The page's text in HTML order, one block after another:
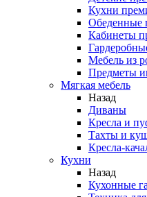
Кухни
Обеденные
Кабинеты
Мебель из
Предметы
Мягкая мебель
Назад
Диваны
Кресла и
Тахты и
Кресла-
Кухни
Назад
Кухонные